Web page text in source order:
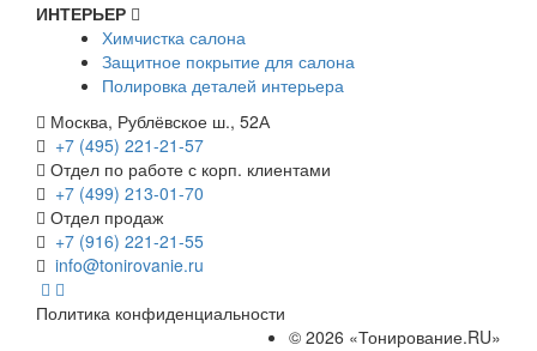
ИНТЕРЬЕР
Химчистка салона
Защитное покрытие для салона
Полировка деталей интерьера
Москва, Рублёвское ш., 52А
+7 (495) 221-21-57
Отдел по работе с корп. клиентами
+7 (499) 213-01-70
Отдел продаж
+7 (916) 221-21-55
info@tonirovanie.ru
Политика конфиденциальности
© 2026 «Тонирование.RU»